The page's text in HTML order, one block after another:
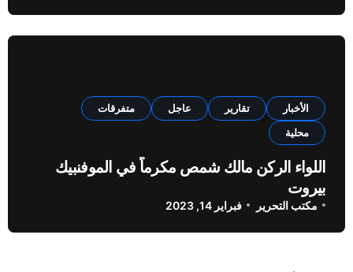
الأخبار تقارير عاجل
متفرقات
محلية
اللواء الركن مالك شمص مكرماً في الموفنبيك
بيروت
مكتب التحرير فبراير 14, 2023